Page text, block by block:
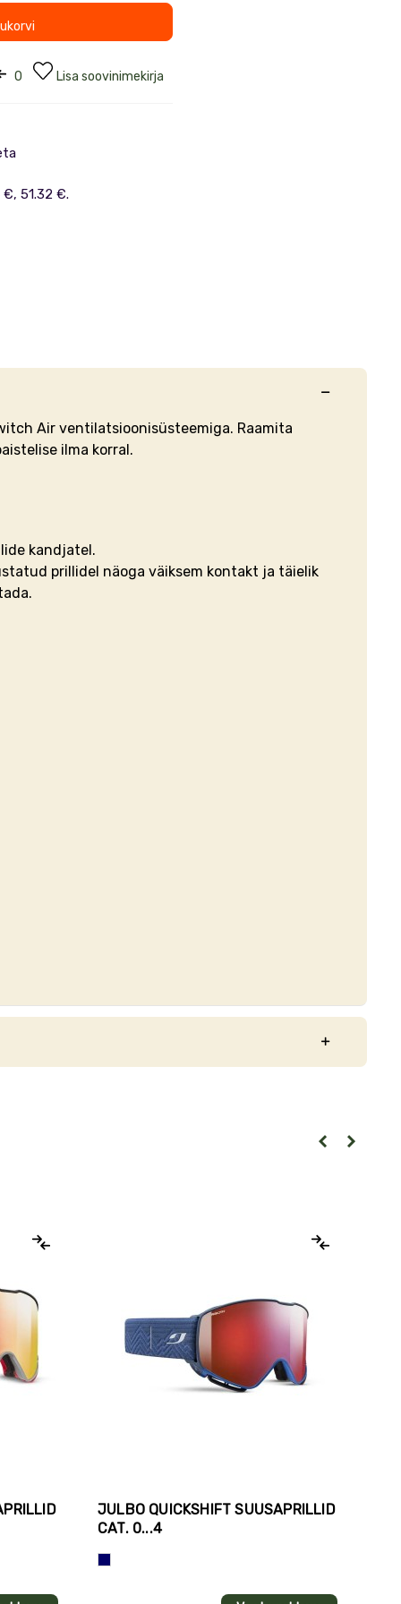
0 Lisa soovinimekirja
€, 51.32 €.
Air ventilatsioonisüsteemiga. Raamita
ilma korral.
kandjatel.
prillidel näoga väiksem kontakt ja täielik
JULBO QUICKSHIFT SUUSAPRILLID
CAT. 0...4